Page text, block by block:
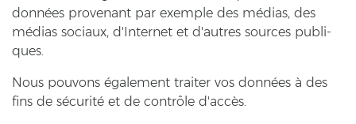
données pro­ven­ant par ex­emp­le des médias, des
médias so­ci­aux, d'In­ter­net et d'autres sources pu­bli­
ques.
Nous pou­vons également trai­ter vos données à des
fins de sécurité et de contrôle d'accès.